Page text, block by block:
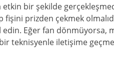
etkin bir şekilde
fişini prizden çekmek
Eğer fan dönmüyorsa,
teknisyenle iletişime